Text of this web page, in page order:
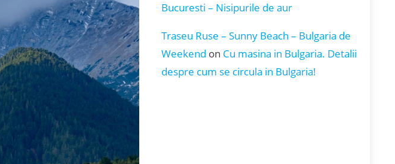
Bucuresti – Nisipurile de aur
Traseu Ruse – Sunny Beach – Bulgaria de
Weekend on Cu masina in Bulgaria. Detalii
despre cum se circula in Bulgaria!